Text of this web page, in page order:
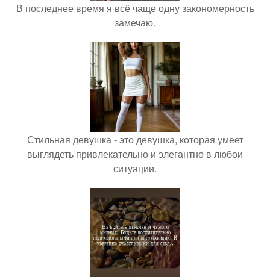
В последнее время я всё чаще одну закономерность
замечаю.
Стильная девушка - это девушка, которая умеет
выглядеть привлекательно и элегантно в любои
ситуации.